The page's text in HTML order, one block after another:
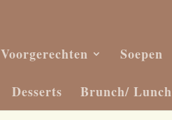
Voorgerechten Soepen
Desserts Brunch/ Lunch